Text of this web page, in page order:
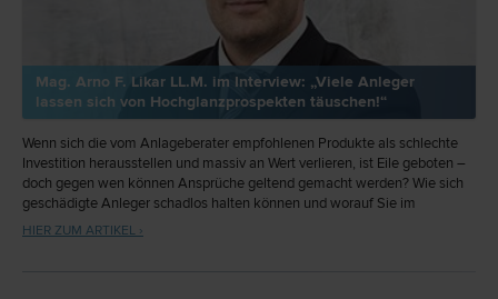
Mag. Arno F. Likar LL.M. im Interview: „Viele Anleger
lassen sich von Hochglanzprospekten täuschen!“
Wenn sich die vom Anlageberater empfohlenen Produkte als schlechte
Investition herausstellen und massiv an Wert verlieren, ist Eile geboten –
doch gegen wen können Ansprüche geltend gemacht werden? Wie sich
geschädigte Anleger schadlos halten können und worauf Sie im
Anlagegespräch achten sollten, erklärt Rechtsanwalt und Anlegerschutz-
HIER ZUM ARTIKEL ›